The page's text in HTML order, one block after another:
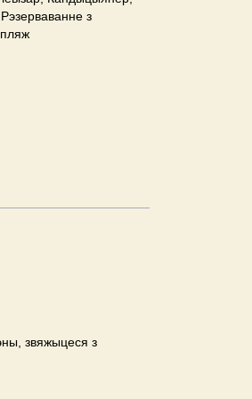
з
звяжыцеся з